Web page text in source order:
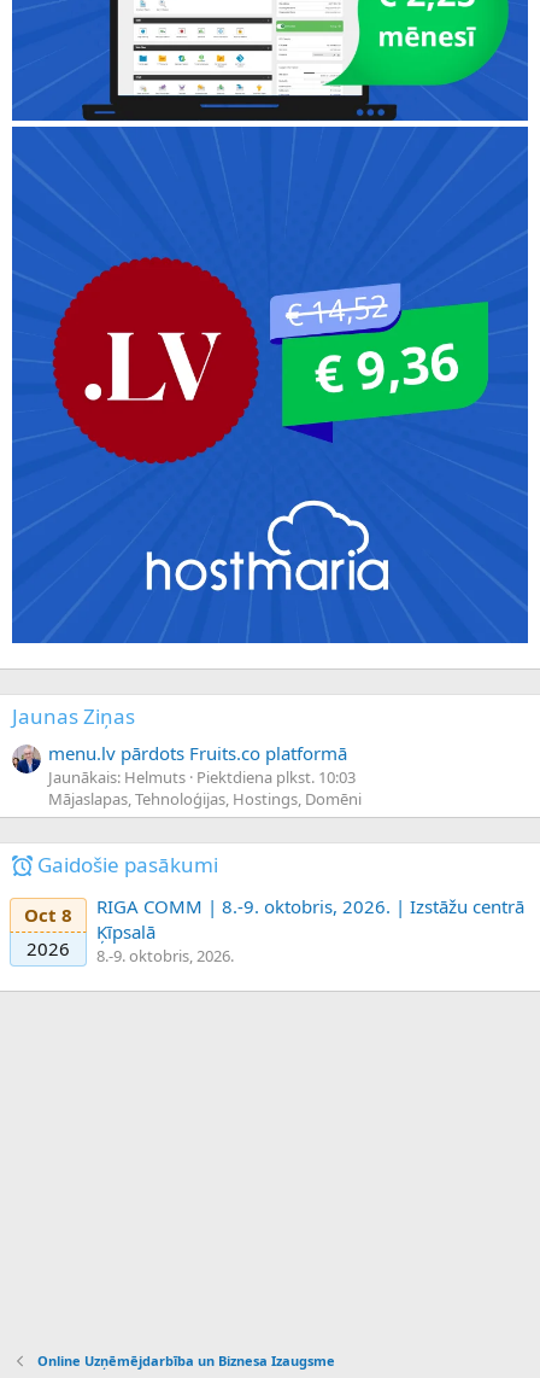
Jaunas Ziņas
menu.lv pārdots Fruits.co platformā
Jaunākais: Helmuts Piektdiena plkst. 10:03
Mājaslapas, Tehnoloģijas, Hostings, Domēni
Gaidošie pasākumi
Oct 8
2026
RIGA COMM | 8.-9. oktobris, 2026. | Izstāžu centrā
Ķīpsalā
8.-9. oktobris, 2026.
Online Uzņēmējdarbība un Biznesa Izaugsme